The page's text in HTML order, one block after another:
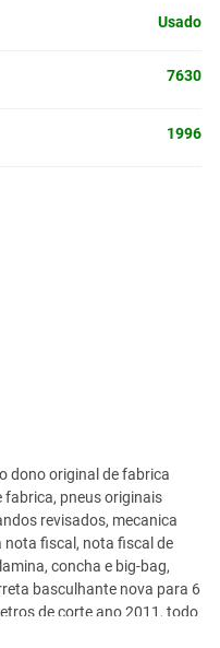
Usado
7630
1996
dono original de fabrica
pneus originais
revisados, mecanica
nota fiscal, nota fiscal de
concha e big-bag,
basculhante nova para 6
de corte ano 2011, todo
para todo brasil,